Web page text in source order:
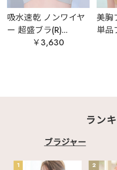
吸水速乾 ノンワイヤ
ー 超盛ブラ(R)...
￥3,630
美胸
単品
ラン
ブラジャー
1 2